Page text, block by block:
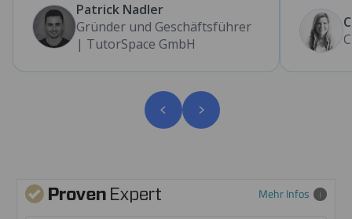
Patrick Nadler
Gründer und Geschäftsführer
| TutorSpace GmbH
Mehr Infos